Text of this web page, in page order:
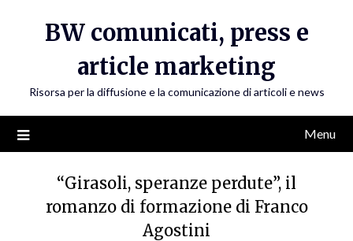
BW comunicati, press e
article marketing
Risorsa per la diffusione e la comunicazione di articoli e news
Menu
“Girasoli, speranze perdute”, il
romanzo di formazione di Franco
Agostini